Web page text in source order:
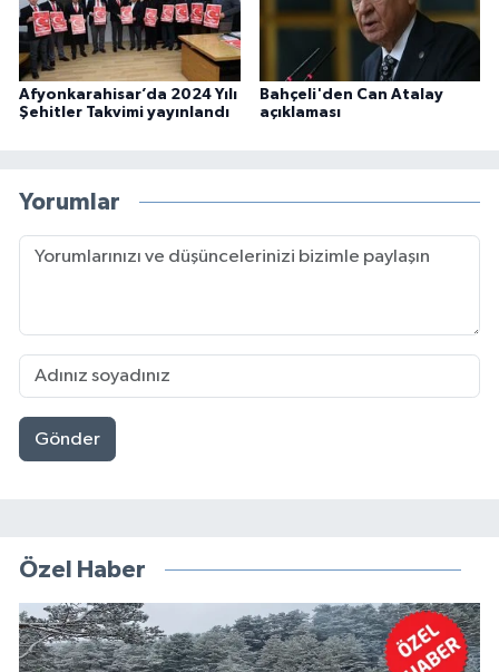
Afyonkarahisar’da 2024 Yılı
Şehitler Takvimi yayınlandı
Bahçeli'den Can Atalay
açıklaması
Yorumlar
Gönder
Özel Haber